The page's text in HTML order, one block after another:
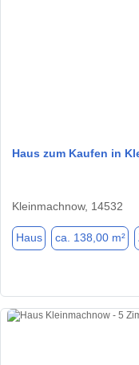
Haus zum Kaufen in
Kleinmachnow, 14532
Haus ca. 138,00 m²